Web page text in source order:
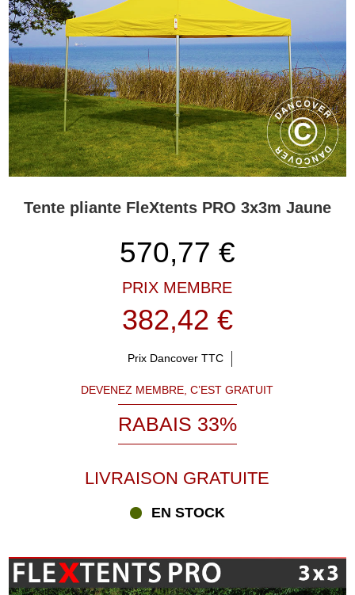
Tente pliante FleXtents PRO 3x3m Jaune
570,77 €
PRIX MEMBRE
382,42 €
Prix Dancover TTC
DEVENEZ MEMBRE, C’EST GRATUIT
RABAIS 33%
LIVRAISON GRATUITE
EN STOCK